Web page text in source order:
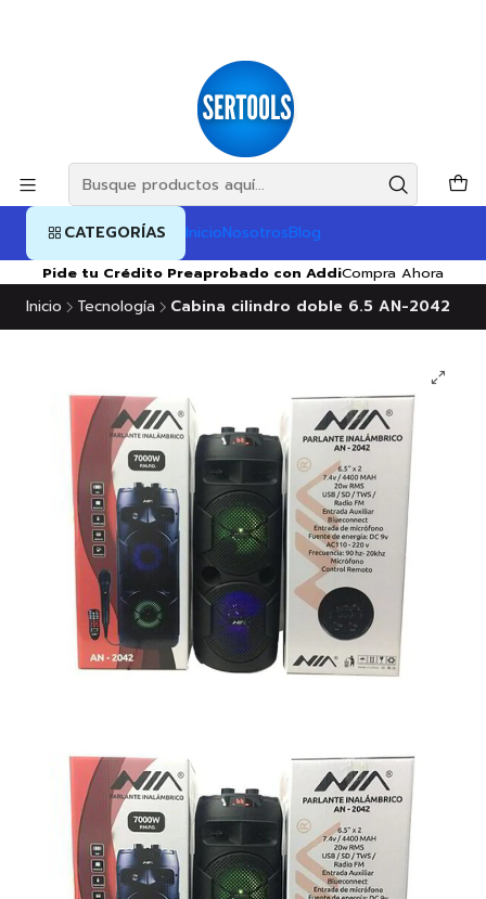
CATEGORÍAS InicioNosotrosBlog
Pide tu Crédito Preaprobado con AddiCompra Ahora
Inicio Tecnología Cabina cilindro doble 6.5 AN-2042